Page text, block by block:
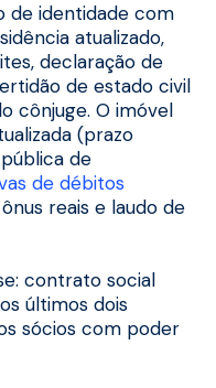
de identidade com
atualizado,
declaração de
de estado civil
cônjuge. O imóvel
(prazo
de
de débitos
reais e laudo de
contrato social
últimos dois
sócios com poder